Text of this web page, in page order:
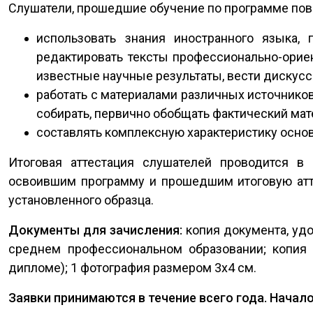
Слушатели, прошедшие обучение по программе
использовать знания иностранного
редактировать тексты профессионально-
известные научные результаты, вести
работать с материалами различных
собирать, первично обобщать фактический
составлять комплексную характеристику
Итоговая аттестация слушателей
освоившим программу и прошедшим итоговую
установленного образца.
Документы для зачисления: копия документа,
среднем профессиональном образовании;
дипломе); 1 фотография размером 3х4 см.
Заявки принимаются в течение всего года.